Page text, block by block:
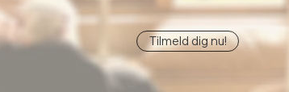
Tilmeld dig nu!